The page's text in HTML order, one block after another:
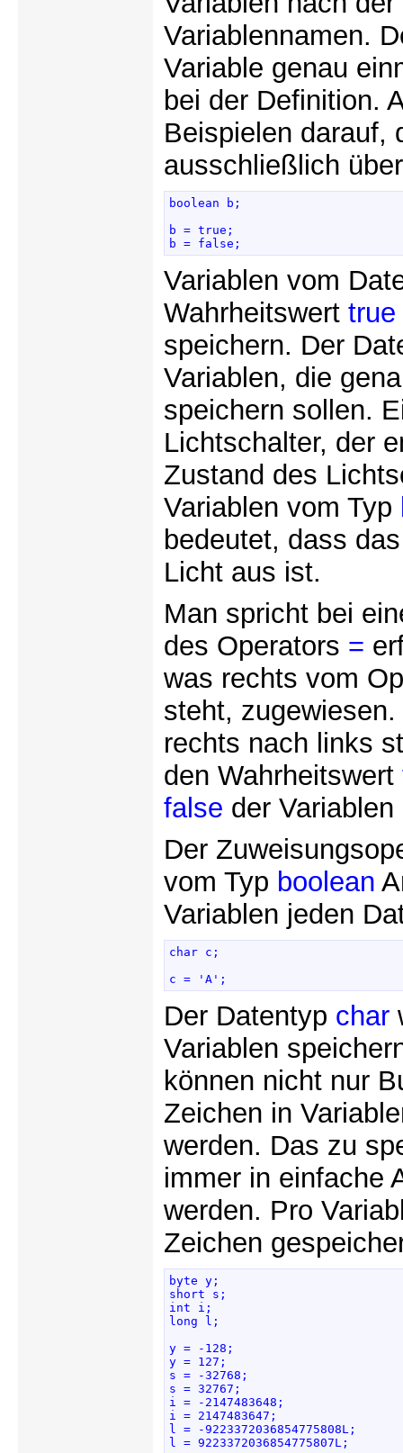
Variablennamen.
Variable genau
bei der Definition.
Beispielen darauf,
ausschließlich
boolean b;
b = true;
b = false;
Variablen vom
Wahrheitswert true
speichern. Der
Variablen, die
speichern sollen.
Lichtschalter, der
Zustand des
Variablen vom Typ
bedeutet, dass
Licht aus ist.
Man spricht bei
des Operators =
was rechts vom
steht,
rechts nach links
den Wahrheitswert
false der Variablen
Der
vom Typ boolean
Variablen jeden
char c;
c = 'A';
Der Datentyp char
Variablen
können nicht nur
Zeichen in
werden. Das zu
immer in einfache
werden. Pro
Zeichen
byte y;
short s;
int i;
long l;
y = -128;
y = 127;
s = -32768;
s = 32767;
i = -2147483648;
i = 2147483647;
l = -9223372036854775808L;
l = 9223372036854775807L;